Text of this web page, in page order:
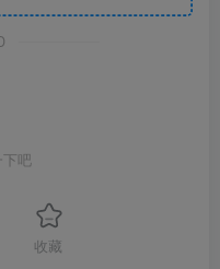
下吧
收藏